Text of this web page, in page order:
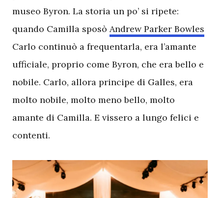
museo Byron. La storia un po’ si ripete:
quando Camilla sposò Andrew Parker Bowles
Carlo continuò a frequentarla, era l’amante
ufficiale, proprio come Byron, che era bello e
nobile. Carlo, allora principe di Galles, era
molto nobile, molto meno bello, molto
amante di Camilla. E vissero a lungo felici e
contenti.